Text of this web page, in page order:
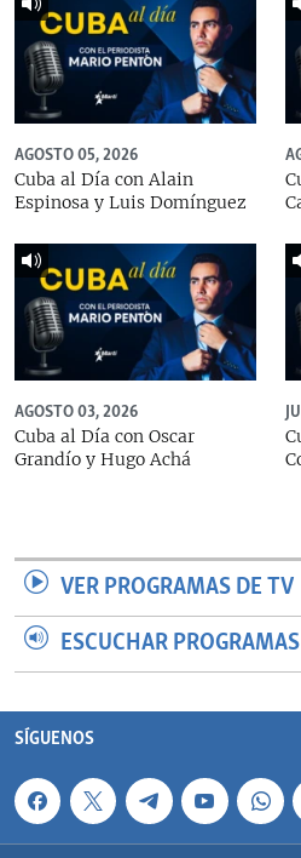
AGOSTO 05, 2026
Cuba al Día con Alain
Espinosa y Luis Domínguez
AGOSTO 03, 2026
Cuba al Día con Oscar
Grandío y Hugo Achá
VER PROGRAMAS DE TV
ESCUCHAR
SÍGUENOS